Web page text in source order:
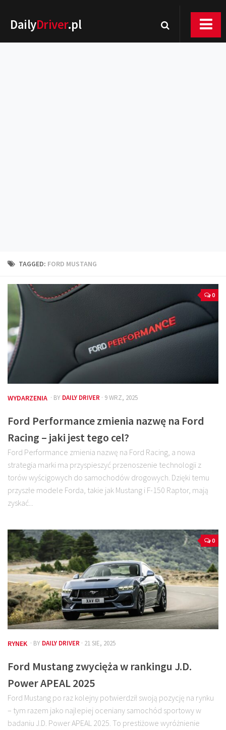
DailyDriver.pl
Technika jazdy
Kalkulatory
Galerie
TAGGED: FORD MUSTANG
0
WYDARZENIA · BY DAILY DRIVER · 9 WRZ, 2025
Ford Performance zmienia nazwę na Ford
Racing – jaki jest tego cel?
Ford Performance zmienia nazwę na Ford Racing, a nowa
strategia marki ma przyspieszyć przenoszenie technologii z
torów wyścigowych do samochodów drogowych. Dzięki temu
przyszłe modele Forda, takie jak Mustang i F-150 Raptor, mają
zyskać...
0
RYNEK · BY DAILY DRIVER · 21 SIE, 2025
Ford Mustang zwycięża w rankingu J.D.
Power APEAL 2025
Ford Mustang po raz kolejny potwierdził swoją pozycję na rynku
– tym razem jako najlepiej oceniany samochód sportowy w
badaniu J.D. Power APEAL 2025. To prestiżowe wyróżnienie